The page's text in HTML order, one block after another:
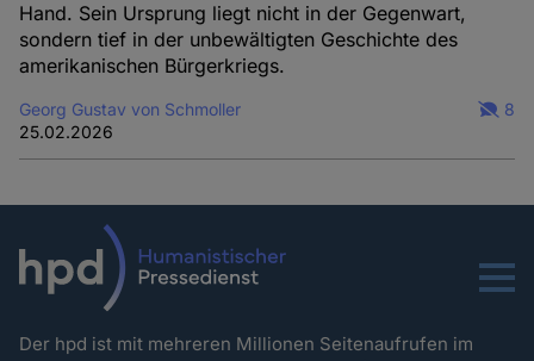
Hand. Sein Ursprung liegt nicht in der Gegenwart,
sondern tief in der unbewältigten Geschichte des
amerikanischen Bürgerkriegs.
Georg Gustav von Schmoller
25.02.2026
8
Menu
Der hpd ist mit mehreren Millionen Seitenaufrufen im